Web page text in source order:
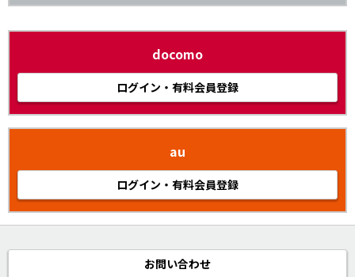
docomo
ログイン・有料会員登録
au
ログイン・有料会員登録
お問い合わせ